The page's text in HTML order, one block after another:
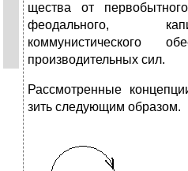
щества от
феодаль­ного,
коммунистического
производительных сил.
Рассмотренные
зить следующим образом.